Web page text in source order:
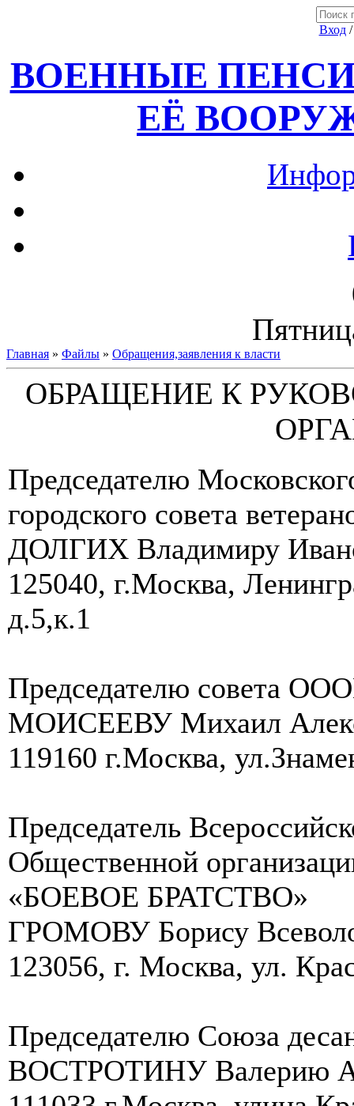
Вход
ВОЕННЫЕ
ЕЁ
Главная » Файлы » Обращения,заявления к власти
ОБРАЩЕНИЕ К
Председателю
городского совета
ДОЛГИХ Владимиру
125040, г.Москва,
д.5,к.1
Председателю совета
МОИСЕЕВУ Михаил
119160 г.Москва,
Председатель
Общественной
«БОЕВОЕ БРАТСТВО»
ГРОМОВУ Борису
123056, г. Москва, ул.
Председателю Союза
ВОСТРОТИНУ Валерию